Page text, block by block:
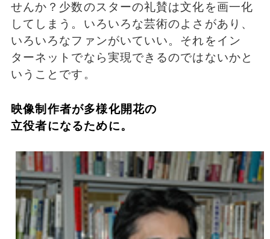
せんか？少数のスターの礼賛は文化を画一化
してしまう。いろいろな芸術のよさがあり、
いろいろなファンがいていい。それをイン
ターネットでなら実現できるのではないかと
いうことです。
映像制作者が多様化開花の
立役者になるために。